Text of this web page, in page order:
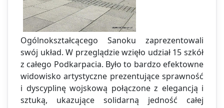
Ogólnokształcącego Sanoku zaprezentowali
swój układ. W przeglądzie wzięło udział 15 szkół
z całego Podkarpacia. Było to bardzo efektowne
widowisko artystyczne prezentujące sprawność
i dyscyplinę wojskową połączone z elegancją i
sztuką, ukazujące solidarną jedność całej